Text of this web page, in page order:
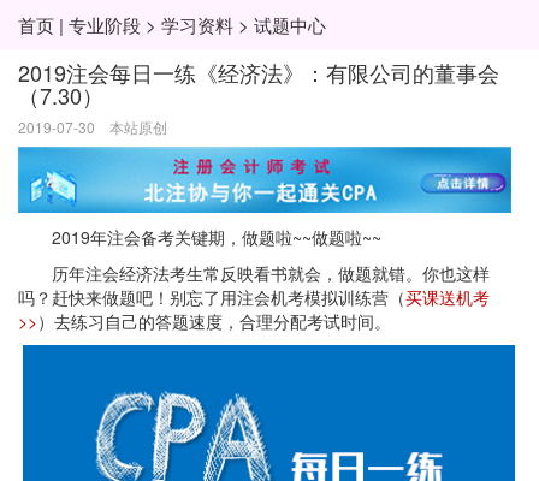
首页 | 专业阶段 > 学习资料 > 试题中心
2019注会每日一练《经济法》：有限公司的董事会
（7.30）
2019-07-30 本站原创
2019年注会备考关键期，做题啦~~做题啦~~
历年注会经济法考生常反映看书就会，做题就错。你也这样
吗？赶快来做题吧！别忘了用注会机考模拟训练营（买课送机考
>>）去练习自己的答题速度，合理分配考试时间。